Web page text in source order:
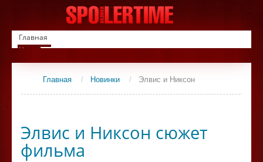
Главная
Новинки
Список фильмов
СериалыГлавная / Новинки / Элвис и Никсон
Элвис и Никсон сюжет
фильма